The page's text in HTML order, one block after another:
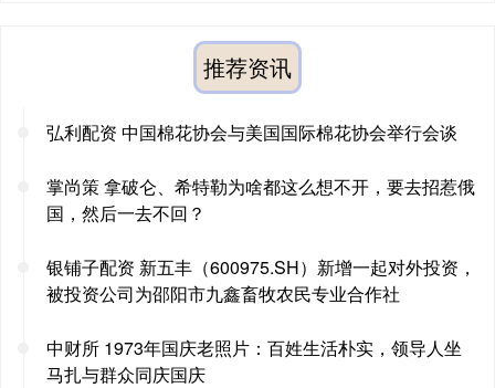
推荐资讯
弘利配资 中国棉花协会与美国国际棉花协会举行会谈
掌尚策 拿破仑、希特勒为啥都这么想不开，要去招惹俄
国，然后一去不回？
银铺子配资 新五丰（600975.SH）新增一起对外投资，
被投资公司为邵阳市九鑫畜牧农民专业合作社
中财所 1973年国庆老照片：百姓生活朴实，领导人坐
马扎与群众同庆国庆